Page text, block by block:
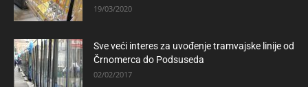
19/03/2020
Sve veći interes za uvođenje tramvajske linije od
Črnomerca do Podsuseda
02/02/2017